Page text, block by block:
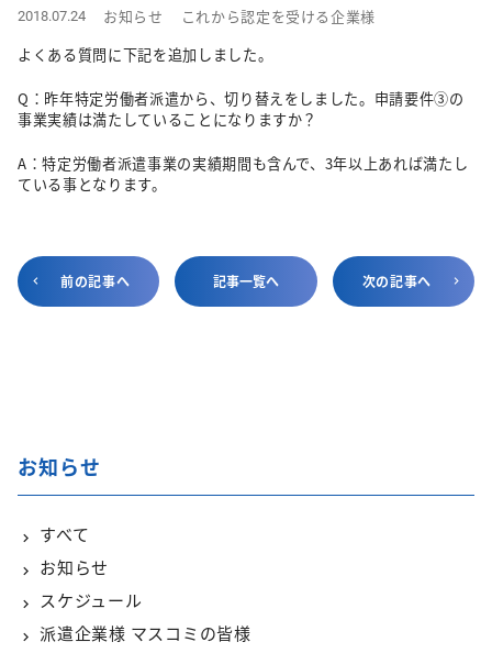
2018.07.24 お知らせ
これから認定を受ける企業様
よくある質問に下記を追加しました。
Q：昨年特定労働者派遣から、切り替えをしました。申請要件③の
事業実績は満たしていることになりますか？
A：特定労働者派遣事業の実績期間も含んで、3年以上あれば満たし
ている事となります。
前の記事へ 記事一覧へ 次の記事へ
お知らせ
すべて
お知らせ
スケジュール
派遣企業様 マスコミの皆様